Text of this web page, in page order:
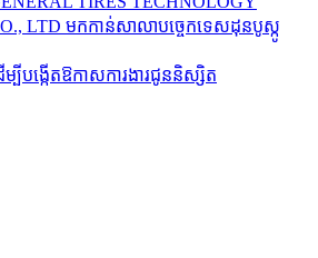
LTD មកកាន់សាលាបច្ចេកទេសដុនបូស្កូ
ម្បីបង្កើតឱកាសការងារជូននិស្សិត